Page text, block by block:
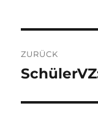
ZURÜCK
Vorheriger